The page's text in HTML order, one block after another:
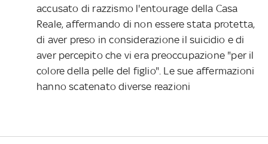
accusato di razzismo l'entourage della Casa
Reale, affermando di non essere stata protetta,
di aver preso in considerazione il suicidio e di
aver percepito che vi era preoccupazione "per il
colore della pelle del figlio". Le sue affermazioni
hanno scatenato diverse reazioni